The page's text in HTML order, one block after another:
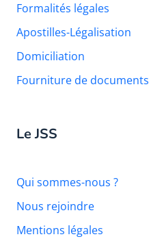
Formalités légales
Apostilles-Légalisation
Domiciliation
Fourniture de documents
Le JSS
Qui sommes-nous ?
Nous rejoindre
Mentions légales